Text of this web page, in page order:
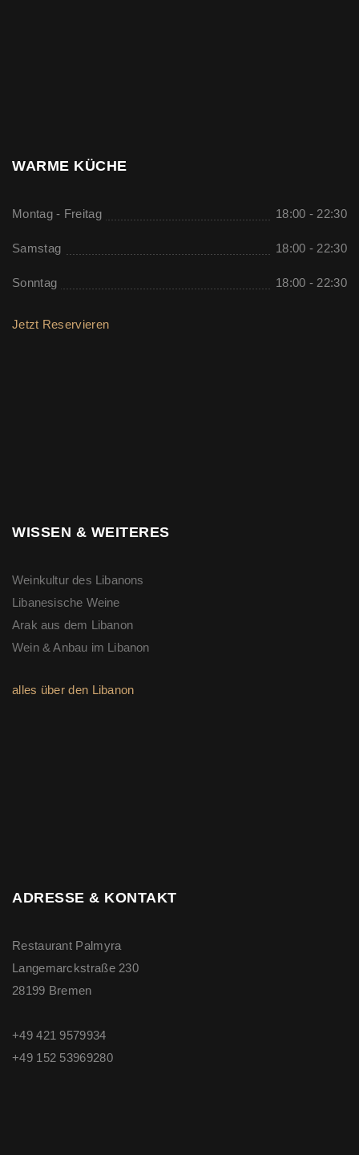
WARME KÜCHE
Montag - Freitag 18:00 - 22:30
Samstag 18:00 - 22:30
Sonntag 18:00 - 22:30
Jetzt Reservieren
WISSEN & WEITERES
Weinkultur des Libanons
Libanesische Weine
Arak aus dem Libanon
Wein & Anbau im Libanon
alles über den Libanon
ADRESSE & KONTAKT
Restaurant Palmyra
Langemarckstraße 230
28199 Bremen
+49 421 9579934
+49 ‭152 53969280‬